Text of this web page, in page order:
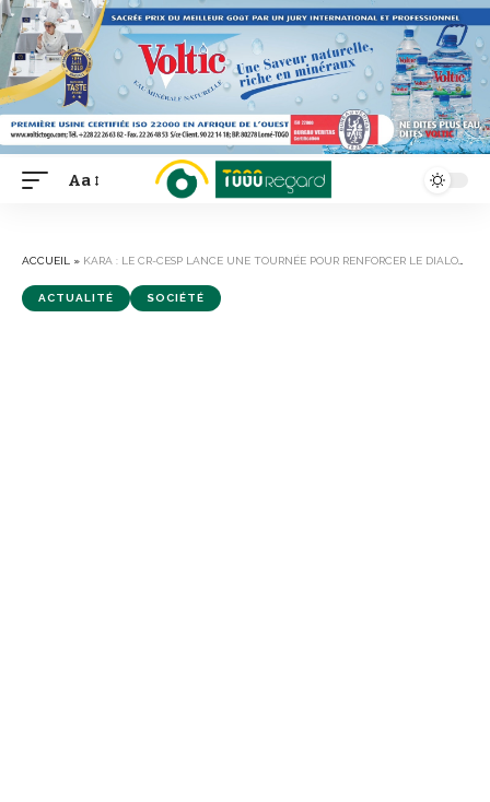
Font
Aa
ACCUEIL » KARA : LE CR-CESP LANCE UNE TOURNÉE POUR RENFORCER LE DIALOGUE PUBLIC-PRIVÉ
ACTUALITÉ SOCIÉTÉ